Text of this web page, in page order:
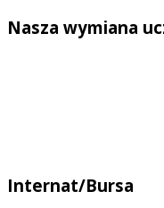
Nasza wymiana
Internat/Bursa